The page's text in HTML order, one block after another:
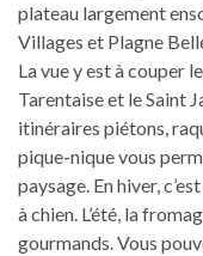
plateau largement
Villages et Plagne
La vue y est à couper
Tarentaise et le Saint
itinéraires piétons,
pique-nique vous
paysage. En hiver,
à chien. L’été, la
gourmands. Vous